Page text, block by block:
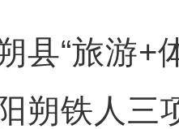
“旅游+
朔铁人三